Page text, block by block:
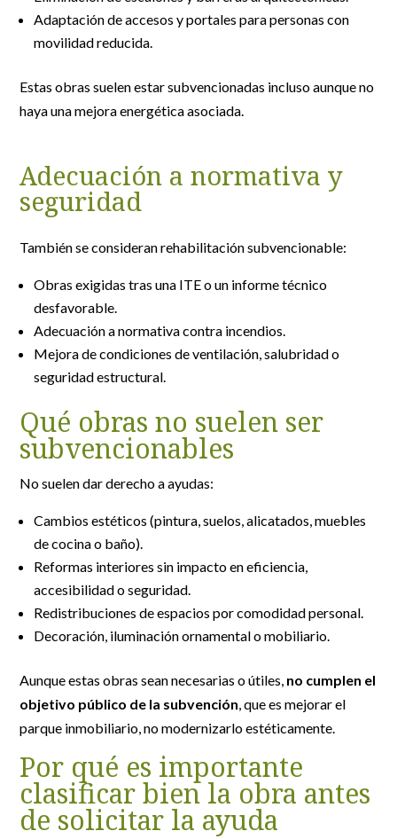
Adaptación de accesos y portales para personas con
movilidad reducida.
Estas obras suelen estar subvencionadas incluso aunque no
haya una mejora energética asociada.
Adecuación a normativa y
seguridad
También se consideran rehabilitación subvencionable:
Obras exigidas tras una ITE o un informe técnico
desfavorable.
Adecuación a normativa contra incendios.
Mejora de condiciones de ventilación, salubridad o
seguridad estructural.
Qué obras no suelen ser
subvencionables
No suelen dar derecho a ayudas:
Cambios estéticos (pintura, suelos, alicatados, muebles
de cocina o baño).
Reformas interiores sin impacto en eficiencia,
accesibilidad o seguridad.
Redistribuciones de espacios por comodidad personal.
Decoración, iluminación ornamental o mobiliario.
Aunque estas obras sean necesarias o útiles, no cumplen el
objetivo público de la subvención, que es mejorar el
parque inmobiliario, no modernizarlo estéticamente.
Por qué es importante
clasificar bien la obra antes
de solicitar la ayuda